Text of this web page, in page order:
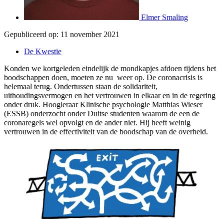
Elmer Smaling
Gepubliceerd op: 11 november 2021
De Kwestie
Konden we kortgeleden eindelijk de mondkapjes afdoen tijdens het
boodschappen doen, moeten ze nu weer op. De coronacrisis is
helemaal terug. Ondertussen staan de solidariteit,
uithoudingsvermogen en het vertrouwen in elkaar en in de regering
onder druk. Hoogleraar Klinische psychologie Matthias Wieser
(ESSB) onderzocht onder Duitse studenten waarom de een de
coronaregels wel opvolgt en de ander niet. Hij heeft weinig
vertrouwen in de effectiviteit van de boodschap van de overheid.